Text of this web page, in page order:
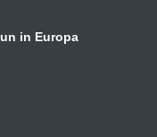
in Europa